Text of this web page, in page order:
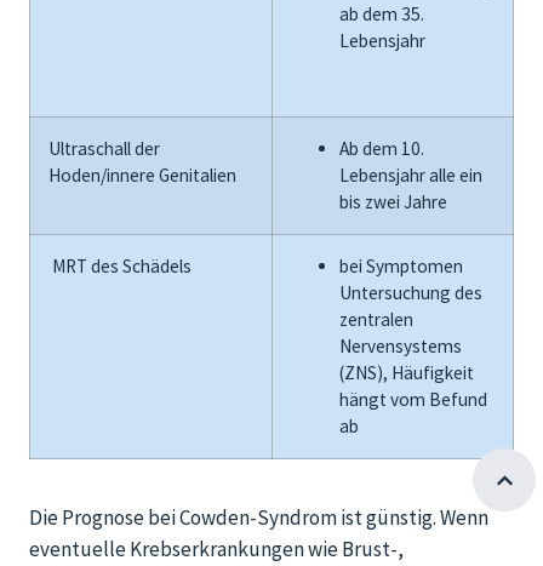
ab dem 35.
Lebensjahr
Ultraschall der
Hoden/innere Genitalien
Ab dem 10.
Lebensjahralle ein
bis zwei Jahre
MRT des Schädels
bei Symptomen
Untersuchung des
zentralen
Nervensystems
(ZNS), Häufigkeit
hängt vom Befund
ab
Die Prognose beiCowden-Syndrom ist günstig. Wenn
eventuelle Krebserkrankungen wie Brust-,